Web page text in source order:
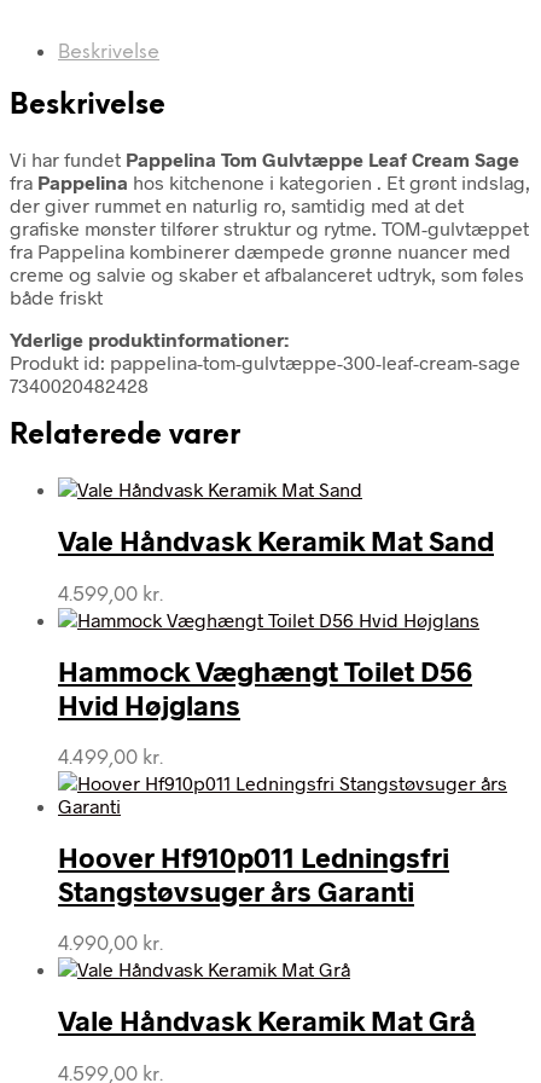
Beskrivelse
Beskrivelse
Vi har fundet Pappelina Tom Gulvtæppe Leaf Cream Sage
fra Pappelina hos kitchenone i kategorien . Et grønt indslag,
der giver rummet en naturlig ro, samtidig med at det
grafiske mønster tilfører struktur og rytme. TOM-gulvtæppet
fra Pappelina kombinerer dæmpede grønne nuancer med
creme og salvie og skaber et afbalanceret udtryk, som føles
både friskt
Yderlige produktinformationer:
Produkt id: pappelina-tom-gulvtæppe-300-leaf-cream-sage
7340020482428
Relaterede varer
Vale Håndvask Keramik Mat Sand
4.599,00 kr.
Hammock Væghængt Toilet D56
Hvid Højglans
4.499,00 kr.
Hoover Hf910p011 Ledningsfri
Stangstøvsuger års Garanti
4.990,00 kr.
Vale Håndvask Keramik Mat Grå
4.599,00 kr.